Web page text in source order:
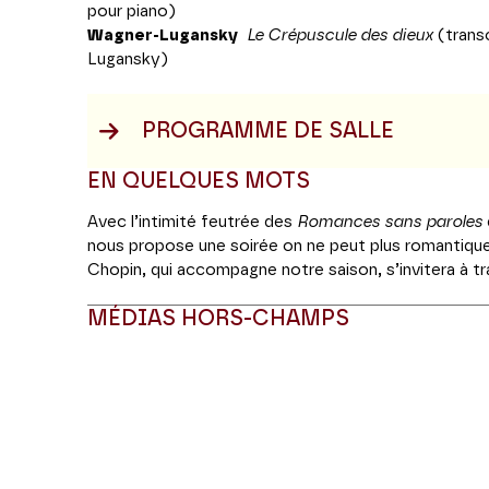
pour piano)
Wagner-Lugansky Le Crépuscule des dieux
Lugansky)
PROGRAMME DE SALLE
EN QUELQUES MOTS
Avec l’intimité feutrée des Romances sans paroles
nous propose une soirée on ne peut plus
Chopin, qui accompagne notre saison, s’invitera à
Quatrième qui, l’année suivante, chemine vers
MÉDIAS HORS-CHAMPS